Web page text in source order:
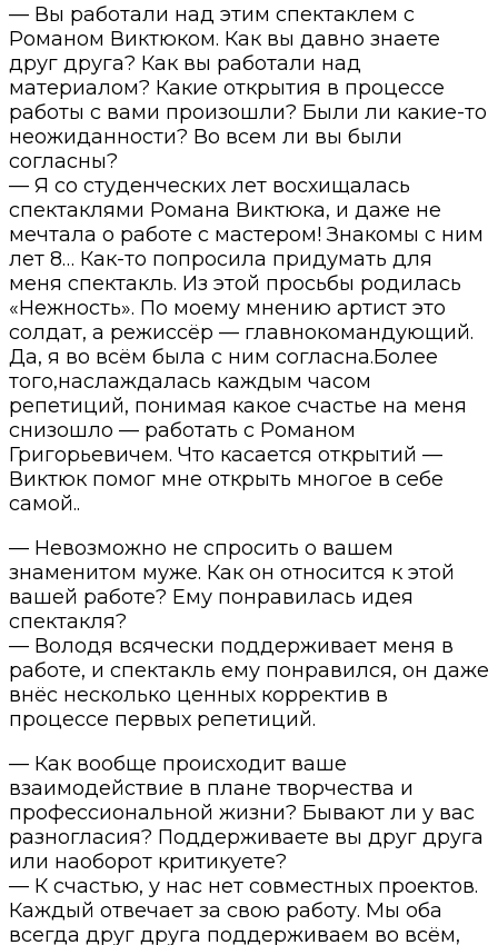
— Вы работали над этим спектаклем с
Романом Виктюком. Как вы давно знаете
друг друга? Как вы работали над
материалом? Какие открытия в процессе
работы с вами произошли? Были ли какие-то
неожиданности? Во всем ли вы были
согласны?
— Я со студенческих лет восхищалась
спектаклями Романа Виктюка, и даже не
мечтала о работе с мастером! Знакомы с ним
лет 8… Как-то попросила придумать для
меня спектакль. Из этой просьбы родилась
«Нежность». По моему мнению артист это
солдат, а режиссёр — главнокомандующий.
Да, я во всём была с ним согласна.Более
того,наслаждалась каждым часом
репетиций, понимая какое счастье на меня
снизошло — работать с Романом
Григорьевичем. Что касается открытий —
Виктюк помог мне открыть многое в себе
самой..
— Невозможно не спросить о вашем
знаменитом муже. Как он относится к этой
вашей работе? Ему понравилась идея
спектакля?
— Володя всячески поддерживает меня в
работе, и спектакль ему понравился, он даже
внёс несколько ценных корректив в
процессе первых репетиций.
— Как вообще происходит ваше
взаимодействие в плане творчества и
профессиональной жизни? Бывают ли у вас
разногласия? Поддерживаете вы друг друга
или наоборот критикуете?
— К счастью, у нас нет совместных проектов.
Каждый отвечает за свою работу. Мы оба
всегда друг друга поддерживаем во всём,